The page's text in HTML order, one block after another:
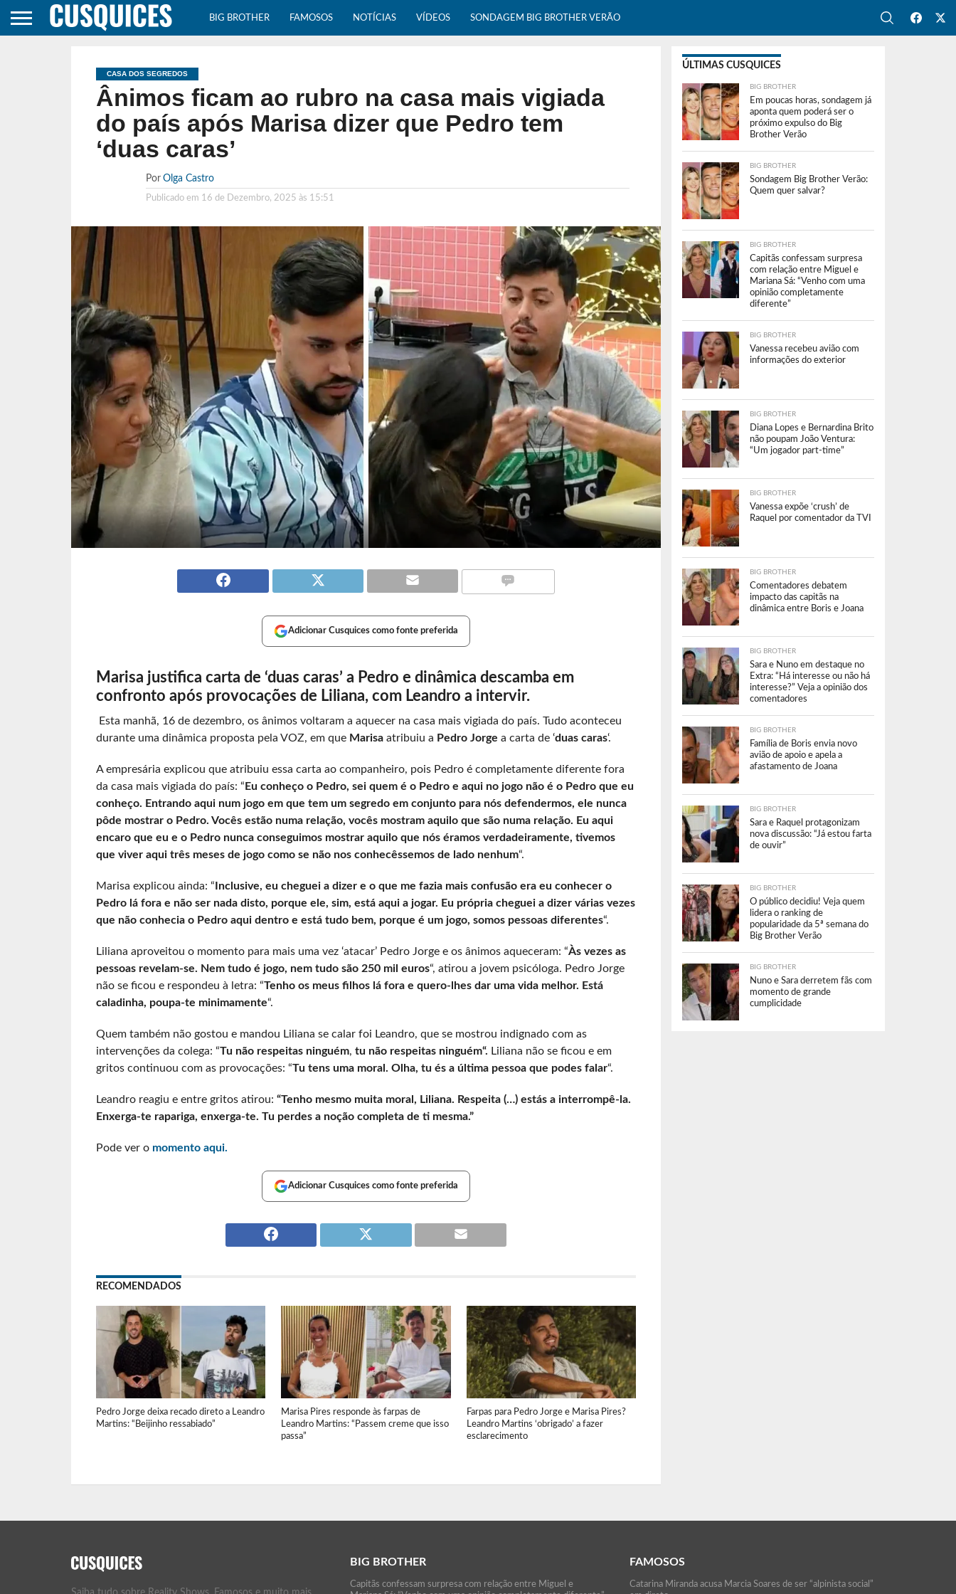
BIG BROTHER FAMOSOS NOTÍCIAS VÍDEOS SONDAGEM BIG BROTHER VERÃO
CASA DOS SEGREDOS
Ânimos ficam ao rubro na casa mais vigiada
do país após Marisa dizer que Pedro tem
‘duas caras’
Por Olga Castro
Publicado em 16 de Dezembro, 2025 às 15:51
Adicionar Cusquices como fonte preferida
Marisa justifica carta de ‘duas caras’ a Pedro e dinâmica descamba em
confronto após provocações de Liliana, com Leandro a intervir.
Esta manhã, 16 de dezembro, os ânimos voltaram a aquecer na casa mais vigiada do país. Tudo aconteceu
durante uma dinâmica proposta pela VOZ, em que Marisaatribuiu a Pedro Jorge a carta de ‘duas caras‘.
A empresária explicou que atribuiu essa carta ao companheiro, pois Pedro é completamente diferente fora
da casa mais vigiada do país: “ Eu conheço o Pedro, sei quem é o Pedro e aqui no jogo não é o Pedro que eu
conheço. Entrando aqui num jogo em que tem um segredo em conjunto para nós defendermos, ele nunca
pôde mostrar o Pedro. Vocês estão numa relação, vocês mostram aquilo que são numa relação. Eu aqui
encaro que eu e o Pedro nunca conseguimos mostrar aquilo que nós éramos verdadeiramente, tivemos
que viver aqui três meses de jogo como se não nos conhecêssemos de lado nenhum“.
Marisa explicou ainda: “ Inclusive, eu cheguei a dizer e o que me fazia mais confusão era eu conhecer o
Pedro lá fora e não ser nada disto, porque ele, sim, está aqui a jogar. Eu própria cheguei a dizer várias vezes
que não conhecia o Pedro aqui dentro e está tudo bem, porque é um jogo, somos pessoas diferentes“.
Liliana aproveitou o momento para mais uma vez ‘atacar’ Pedro Jorge e os ânimos aqueceram: “Às vezes as
pessoas revelam-se. Nem tudo é jogo, nem tudo são 250 mil euros“, atirou a jovem psicóloga. Pedro Jorge
não se ficou e respondeu à letra: “Tenho os meus filhos lá fora e quero-lhes dar uma vida melhor. Está
caladinha, poupa-te minimamente“.
Quem também não gostou e mandou Liliana se calar foi Leandro, que se mostrou indignado com as
intervenções da colega: “Tu não respeitas ninguém, tu não respeitas ninguém“. Liliana não se ficou e em
gritos continuou com as provocações: “Tu tens uma moral. Olha, tu és a última pessoa que podes falar“.
Leandro reagiu e entre gritos atirou: “Tenho mesmo muita moral, Liliana. Respeita (…) estás a interrompê-la.
Enxerga-te rapariga, enxerga-te. Tu perdes a noção completa de ti mesma.”
Pode ver o momento aqui.
Adicionar Cusquices como fonte preferida
RECOMENDADOS
Pedro Jorge deixa recado direto a Leandro
Martins: “Beijinho ressabiado”
Marisa Pires responde às farpas de
Leandro Martins: “Passem creme que isso
passa”
Farpas para Pedro Jorge e Marisa Pires?
Leandro Martins ‘obrigado’ a fazer
esclarecimento
ÚLTIMAS CUSQUICES
BIG BROTHER
Em poucas horas, sondagem já
aponta quem poderá ser o
próximo expulso do Big
Brother Verão
BIG BROTHER
Sondagem Big Brother Verão:
Quem quer salvar?
BIG BROTHER
Capitãs confessam surpresa
com relação entre Miguel e
Mariana Sá: “Venho com uma
opinião completamente
diferente”
BIG BROTHER
Vanessa recebeu avião com
informações do exterior
BIG BROTHER
Diana Lopes e Bernardina Brito
não poupam João Ventura:
“Um jogador part-time”
BIG BROTHER
Vanessa expõe ‘crush’ de
Raquel por comentador da TVI
BIG BROTHER
Comentadores debatem
impacto das capitãs na
dinâmica entre Boris e Joana
BIG BROTHER
Sara e Nuno em destaque no
Extra: “Há interesse ou não há
interesse?” Veja a opinião dos
comentadores
BIG BROTHER
Família de Boris envia novo
avião de apoio e apela a
afastamento de Joana
BIG BROTHER
Sara e Raquel protagonizam
nova discussão: “Já estou farta
de ouvir”
BIG BROTHER
O público decidiu! Veja quem
lidera o ranking de
popularidade da 5ª semana do
Big Brother Verão
BIG BROTHER
Nuno e Sara derretem fãs com
momento de grande
cumplicidade
BIG BROTHER
Capitãs confessam surpresa com relação entre Miguel e
FAMOSOS
Catarina Miranda acusa Marcia Soares de ser “alpinista social”